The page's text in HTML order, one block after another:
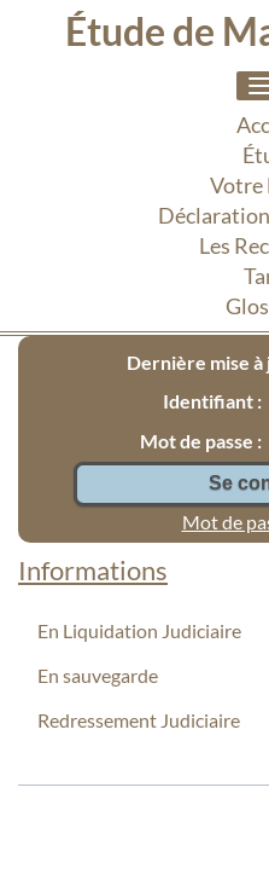
Étude de
Votre
Les
Dernière mise
Identifiant :
Mot de passe :
Mot de
Informations
En Liquidation Judiciaire
En sauvegarde
Redressement Judiciaire